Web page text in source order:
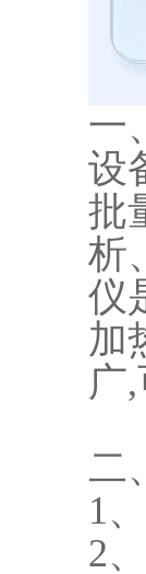
一
设
批
析
仪
加
广
二
1
2